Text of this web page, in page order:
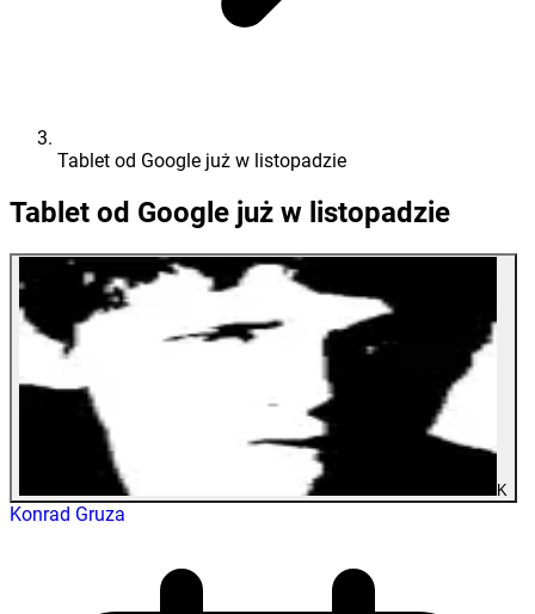
Tablet od Google już w listopadzie
Tablet od Google już w listopadzie
K
Konrad Gruza